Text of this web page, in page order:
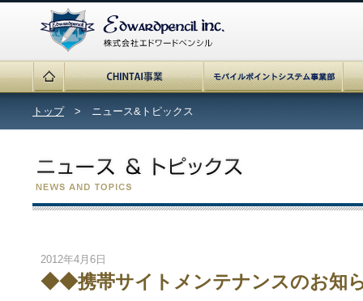
トップ> ニュース&トピックス
2012年4月6日
◆◆携帯サイトメンテナンスのお